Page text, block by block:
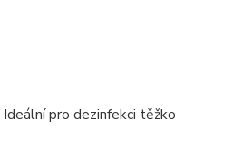
pro dezinfekci těžko